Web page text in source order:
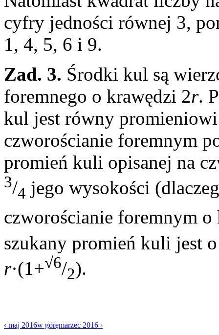
cyfry jedności równej 3,
1, 4, 5, 6 i 9.
Zad. 3. Środki kul są
foremnego o krawędzi 2r.
kul jest równy
czworościanie foremnym
promień kuli opisanej na
3/4 jego wysokości
czworościanie foremnym o
szukany promień kuli jest
r·(1+√6/2).
‹ maj 2016w góręmarzec 2016 ›